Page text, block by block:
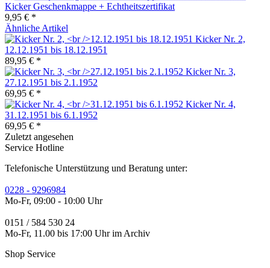
Kicker Geschenkmappe + Echtheitszertifikat
9,95 € *
Ähnliche Artikel
Kicker Nr. 2,
12.12.1951 bis 18.12.1951
89,95 € *
Kicker Nr. 3,
27.12.1951 bis 2.1.1952
69,95 € *
Kicker Nr. 4,
31.12.1951 bis 6.1.1952
69,95 € *
Zuletzt angesehen
Service Hotline
Telefonische Unterstützung und Beratung unter:
0228 - 9296984
Mo-Fr, 09:00 - 10:00 Uhr
0151 / 584 530 24
Mo-Fr, 11.00 bis 17:00 Uhr im Archiv
Shop Service